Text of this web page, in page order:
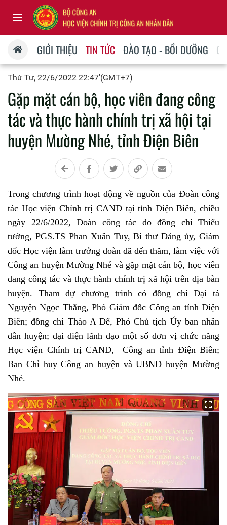
GIỚI THIỆU TIN TỨC ĐÀO TẠO - BỒI DƯỠNG
Thứ Tư, 22/6/2022 22:47'(GMT+7)
Gặp mặt cán bộ, học viên đang công
tác và thực hành chính trị xã hội tại
huyện Mường Nhé, tỉnh Điện Biên
Trong chương trình hoạt động về nguồn của Đoàn công
tác Học viện Chính trị CAND tại tỉnh Điện Biên, chiều
ngày 22/6/2022, Đoàn công tác do đồng chí Thiếu
tướng, PGS.TS Phan Xuân Tuy, Bí thư Đảng ủy, Giám
đốc Học viện làm trưởng đoàn đã đến thăm, làm việc với
Công an huyện Mường Nhé và gặp mặt cán bộ, học viên
đang công tác và thực hành chính trị xã hội trên địa bàn
huyện. Tham dự chương trình có đồng chí Đại tá
Nguyện Ngọc Thắng, Phó Giám đốc Công an tỉnh Điện
Biên;đồng chí Thào A Dế, Phó Chủ tịch Ủy ban nhân
dân huyện; đại diện lãnh đạo một số đơn vị chức năng
Học viện Chính trị CAND, Công an tỉnh Điện Biên;
Ban Chỉ huy Công an huyện và UBND huyện Mường
Nhé.